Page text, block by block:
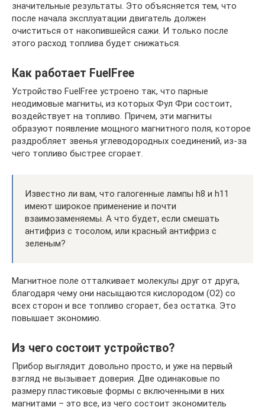
значительные результаты. Это объясняется тем, что
после начала эксплуатации двигатель должен
очиститься от накопившейся сажи. И только после
этого расход топлива будет снижаться.
Как работает FuelFree
Устройство FuelFree устроено так, что парные
неодимовые магниты, из которых Фул Фри состоит,
воздействует на топливо. Причем, эти магниты
образуют появление мощного магнитного поля, которое
раздробляет звенья углеводородных соединений, из-за
чего топливо быстрее сгорает.
Известно ли вам, что галогенные лампы h8 и h11
имеют широкое применение и почти
взаимозаменяемы. А что будет, если смешать
антифриз с тосолом, или красный антифриз с
зеленым?
Магнитное поле отталкивает молекулы друг от друга,
благодаря чему они насыщаются кислородом (О2) со
всех сторон и все топливо сгорает, без остатка. Это
повышает экономию.
Из чего состоит устройство?
Прибор выглядит довольно просто, и уже на первый
взгляд не вызывает доверия. Две одинаковые по
размеру пластиковые формы с включенными в них
магнитами – это все, из чего состоит экономитель